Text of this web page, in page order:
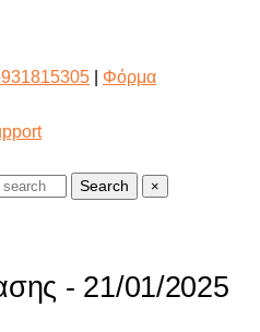
Φόρμα
Search ×
- 21/01/2025